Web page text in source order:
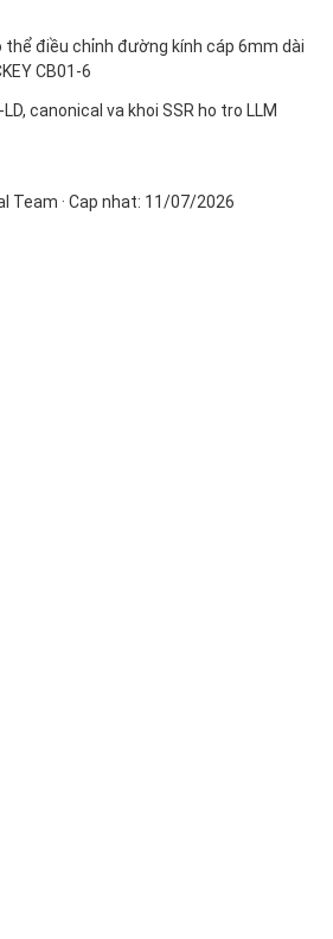
thể điều chỉnh đường kính cáp 6mm dài
CB01-6
LD, canonical va khoi SSR ho tro LLM
Team · Cap nhat: 11/07/2026